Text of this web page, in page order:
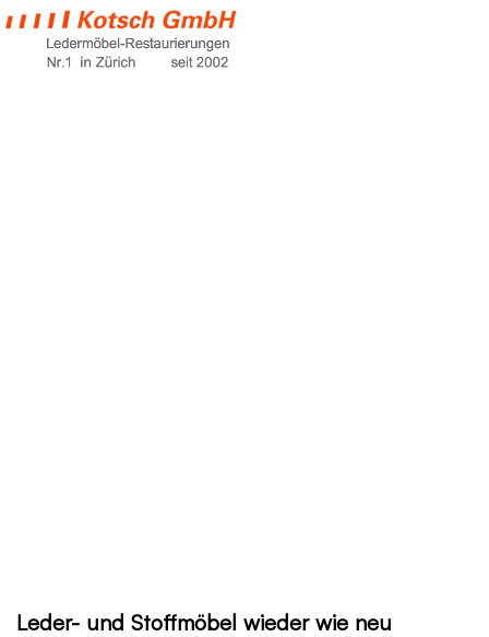
Leder- und Stoffmöbel wieder wie neu